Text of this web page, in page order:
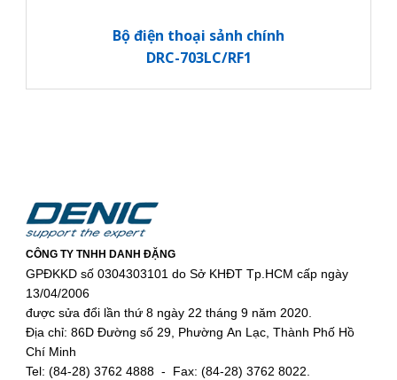
Bộ điện thoại sảnh chính
DRC-703LC/RF1
CÔNG TY TNHH DANH ĐẶNG
GPĐKKD số 0304303101 do Sở KHĐT Tp.HCM cấp ngày
13/04/2006
được sửa đổi lần thứ 8 ngày 22 tháng 9 năm 2020.
Địa chỉ: 86D Đường số 29, Phường An Lạc, Thành Phố Hồ
Chí Minh
Tel: (84-28) 3762 4888 - Fax: (84-28) 3762 8022.